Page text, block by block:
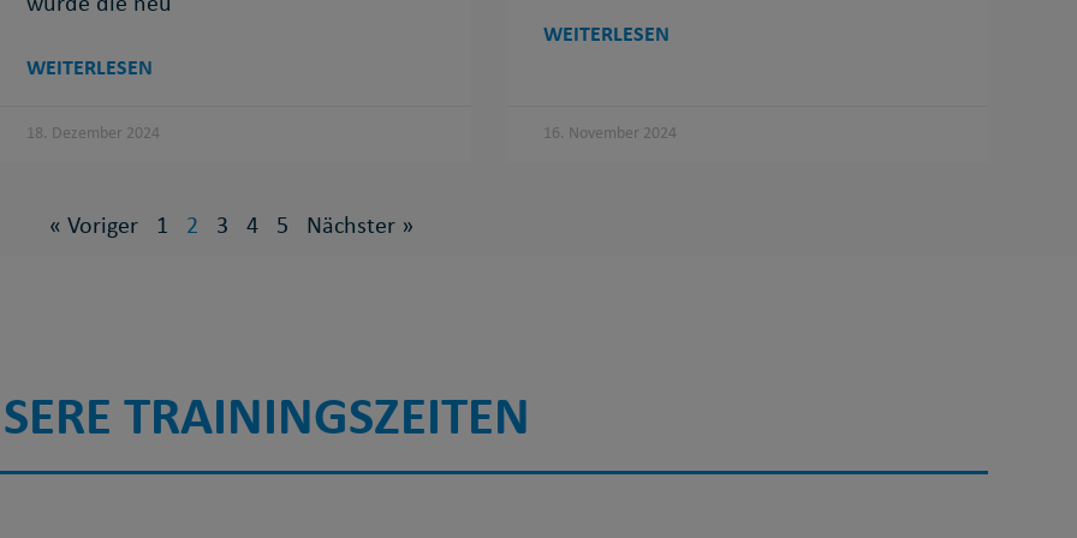
wurde die neu
WEITERLESEN
18. Dezember 2024
WEITERLESEN
16. November 2024
« Voriger 1 2 3 4 5 Nächster »
TRAININGSZEITEN